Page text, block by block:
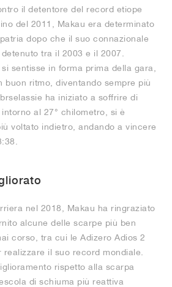
il detentore del record etiope
del 2011, Makau era determinato
dopo che il suo connazionale
tra il 2003 e il 2007.
sentisse in forma prima della gara,
buon ritmo, diventando sempre più
ha iniziato a soffrire di
al 27° chilometro, si è
voltato indietro, andando a vincere
nel 2018, Makau ha ringraziato
alcune delle scarpe più ben
corso, tra cui le Adizero Adios 2
il suo record mondiale.
rispetto alla scarpa
di schiuma più reattiva